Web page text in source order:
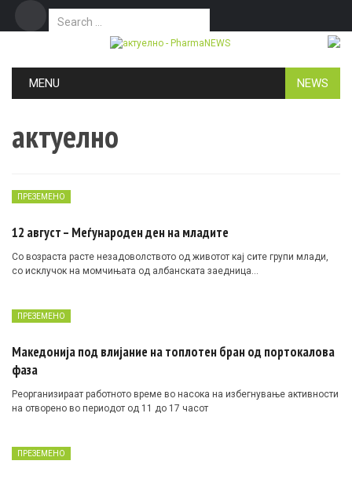
Search for:
MENU NEWS
актуелно
ПРЕЗЕМЕНО
12 август – Меѓународен ден на младите
Со возраста расте незадоволството од животот кај сите групи млади,
со исклучок на момчињата од албанската заедница…
ПРЕЗЕМЕНО
Македонија под влијание на топлотен бран од портокалова
фаза
Реорганизираат работното време во насока на избегнување активности
на отворено во периодот од 11 до 17 часот
ПРЕЗЕМЕНО